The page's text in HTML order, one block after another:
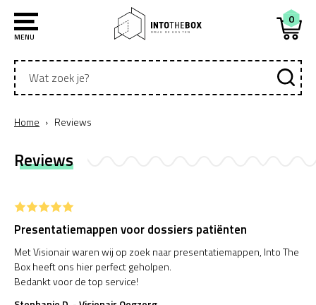
en
naar
inhoud
MENU DRUK DE KOSTEN
Vul
hier
je
in
0
Kruimelpad
Home Reviews
Reviews
Presentatiemappen voor dossiers patiënten
Met Visionair waren wij op zoek naar presentatiemappen, Into The
Box heeft ons hier perfect geholpen.
Bedankt voor de top service!
Drukwerk
Promomateriaal
Textiel
Submenu
Alle producten A-Z